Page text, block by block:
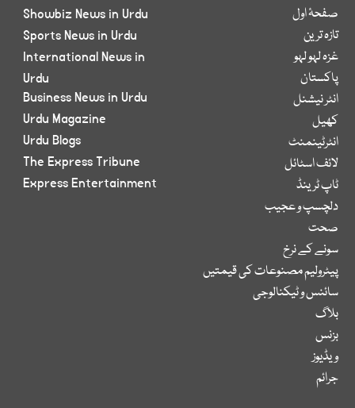
صفحۂ اول
تازہ ترین
غزہ لہو لہو
پاکستان
انٹر نیشنل
کھیل
انٹرٹینمنٹ
لائف اسٹائل
ٹاپ ٹرینڈ
دلچسپ و عجیب
صحت
سونے کے نرخ
پیٹرولیم مصنوعات کی قیمتیں
سائنس و ٹیکنالوجی
بلاگ
بزنس
ویڈیوز
جرائم
Showbiz News in Urdu
Sports News in Urdu
International News in
Urdu
Business News in Urdu
Urdu Magazine
Urdu Blogs
The Express Tribune
Express Entertainment